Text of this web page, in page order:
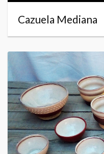
Cazuela Mediana